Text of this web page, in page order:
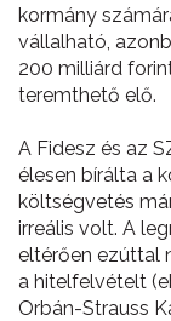
kormány
vállalható,
200 milliárd
teremthető elő.
A Fidesz és az
élesen bírálta a
költségvetés
irreális volt. A
eltérően ezúttal
a hitelfelvételt
Orbán-Strauss